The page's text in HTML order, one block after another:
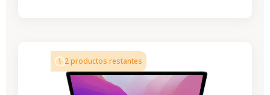
2 productos restantes